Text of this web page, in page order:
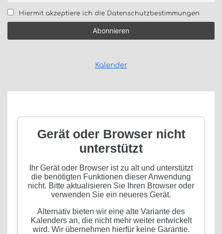
Hiermit akzeptiere ich die Datenschutzbestimmungen
Kalender